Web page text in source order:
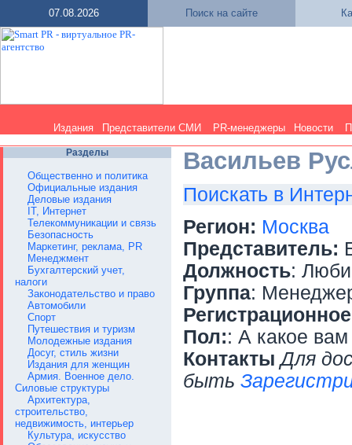
07.08.2026 Поиск на сайте
Издания Представители СМИ PR-менеджеры Новости
Разделы
Общественно и политика
Официальные издания
Деловые издания
IT, Интернет
Телекоммуникации и связь
Безопасность
Маркетинг, реклама, PR
Менеджмент
Бухгалтерский учет,
налоги
Законодательство и право
Автомобили
Спорт
Путешествия и туризм
Молодежные издания
Досуг, стиль жизни
Издания для женщин
Армия. Военное дело.
Силовые структуры
Архитектура,
строительство,
недвижимость, интерьер
Культура, искусство
Васильев
Поискать в
Регион: Москва
Представитель:
Должность:
Группа:
Пол:: А какое
Контакты Для
быть